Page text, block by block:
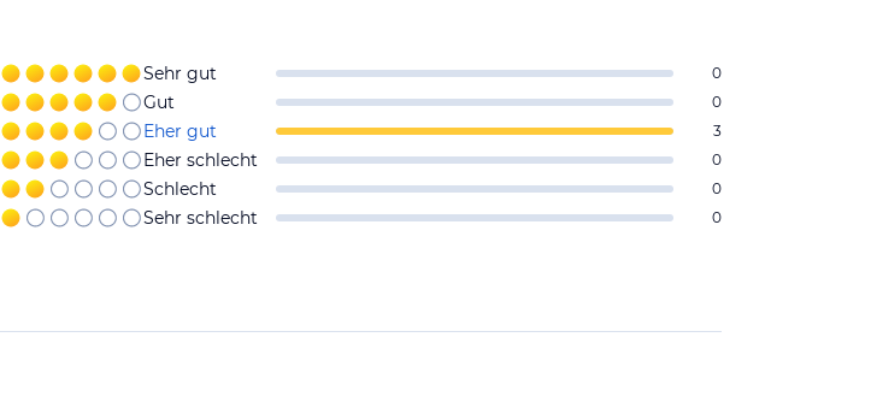
Sehr gut 0
Gut 0
Eher gut 3
Eher schlecht 0
Schlecht 0
Sehr schlecht 0